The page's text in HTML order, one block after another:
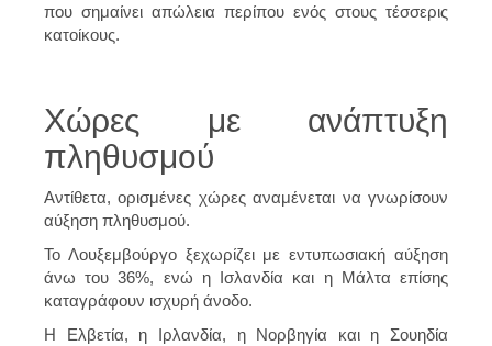
που σημαίνει απώλεια περίπου ενός στους τέσσερις
κατοίκους.
Χώρες με ανάπτυξη
πληθυσμού
Αντίθετα, ορισμένες χώρες αναμένεται να γνωρίσουν
αύξηση πληθυσμού.
Το Λουξεμβούργο ξεχωρίζει με εντυπωσιακή αύξηση
άνω του 36%, ενώ η Ισλανδία και η Μάλτα επίσης
καταγράφουν ισχυρή άνοδο.
Η Ελβετία, η Ιρλανδία, η Νορβηγία και η Σουηδία